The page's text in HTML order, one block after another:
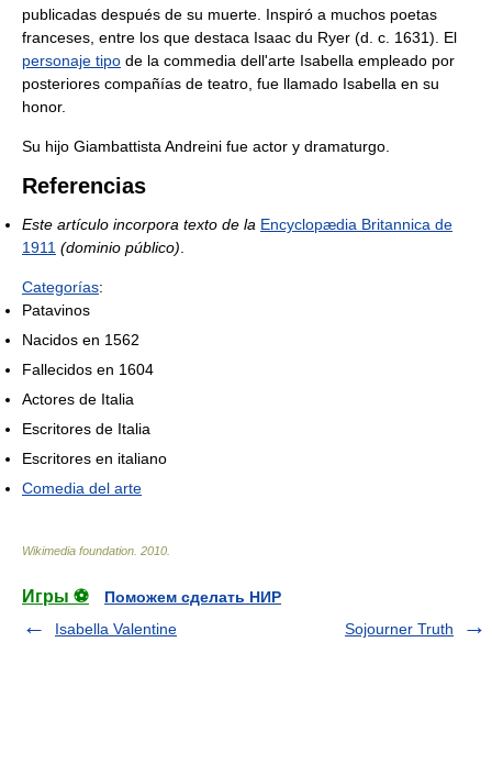
publicadas después de su muerte. Inspiró a muchos poetas
franceses, entre los que destaca Isaac du Ryer (d. c. 1631). El
personaje tipo de la commedia dell'arte Isabella empleado por
posteriores compañías de teatro, fue llamado Isabella en su
honor.
Su hijo Giambattista Andreini fue actor y dramaturgo.
Referencias
Este artículo incorpora texto de la Encyclopædia Britannica de
1911 (dominio público)
Categorías:
Patavinos
Nacidos en 1562
Fallecidos en 1604
Actores de Italia
Escritores de Italia
Escritores en italiano
Comedia del arte
Wikimedia foundation 2010
Игры ⚽
Поможем сделать НИР
Isabella Valentine
Sojourner Truth